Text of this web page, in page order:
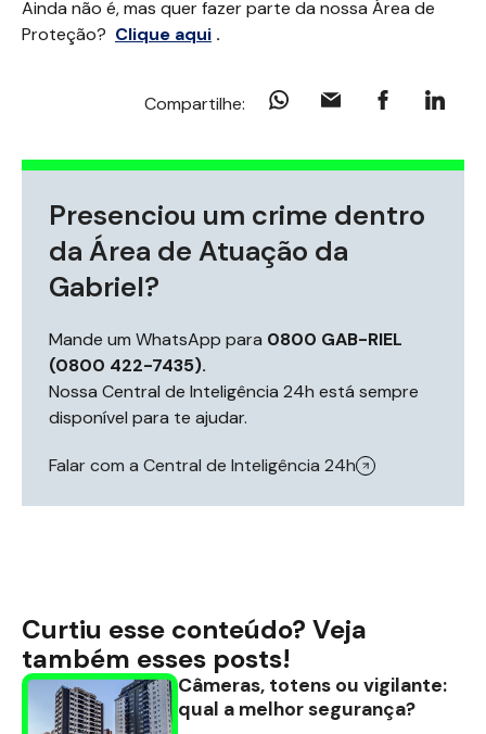
Ainda não é, mas quer fazer parte da nossa Área de
Proteção? Clique aqui .
Compartilhe:
Presenciou um crime dentro
da Área de Atuação da
Gabriel?
Mande um WhatsApp para 0800 GAB-RIEL
(0800 422-7435).
Nossa Central de Inteligência 24h está sempre
disponível para te ajudar.
Falar com a Central de Inteligência 24h
Curtiu esse conteúdo? Veja
também esses posts!
Câmeras, totens ou vigilante:
qual a melhor segurança?